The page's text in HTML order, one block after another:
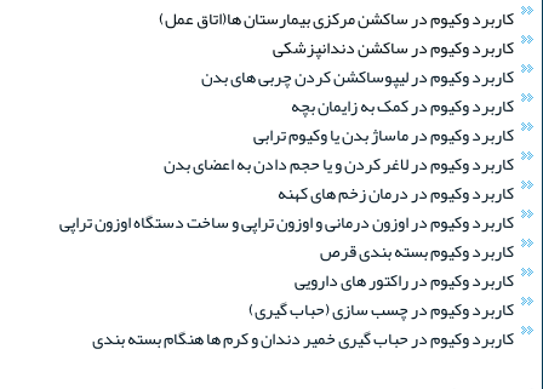
کاربرد وکیوم در ساکشن مرکزی بیمارستان ها(اتاق عمل)
کاربرد وکیوم در ساکشن دندانپزشکی
کاربرد وکیوم در لیپوساکشن کردن چربی های بدن
کاربرد وکیوم در کمک به زایمان بچه
کاربرد وکیوم در ماساژ بدن یا وکیوم ترابی
کاربرد وکیوم در لاغر کردن و یا حجم دادن به اعضای بدن
کاربرد وکیوم در درمان زخم های کهنه
کاربرد وکیوم در اوزون درمانی و اوزون تراپی و ساخت دستگاه اوزون تراپی
کاربرد وکیوم بسته بندی قرص
کاربرد وکیوم در راکتور های دارویی
کاربرد وکیوم در چسب سازی (حباب گیری)
کاربرد وکیوم در حباب گیری خمیر دندان و کرم ها هنگام بسته بندی